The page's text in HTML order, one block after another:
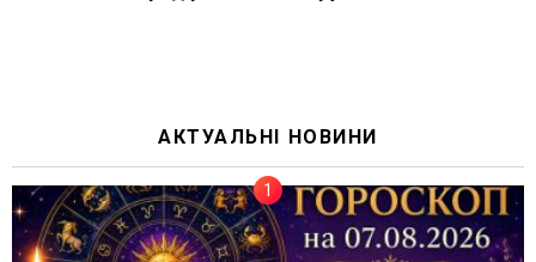
АКТУАЛЬНІ НОВИНИ